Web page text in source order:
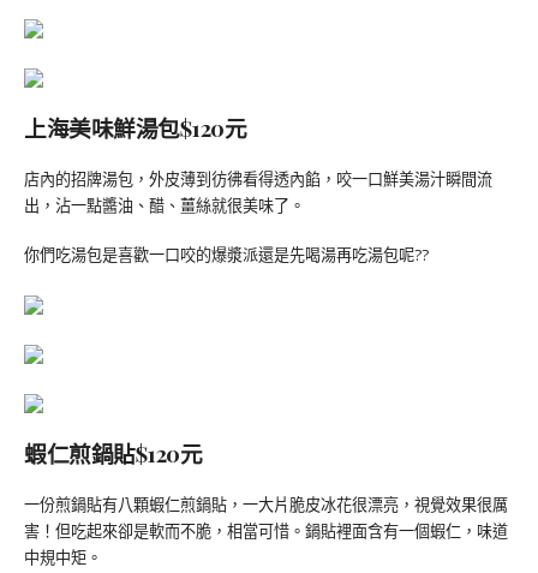
上海美味鮮湯包$120元
店內的招牌湯包，外皮薄到彷彿看得透內餡，咬一口鮮美湯汁瞬間流
出，沾一點醬油、醋、薑絲就很美味了。
你們吃湯包是喜歡一口咬的爆漿派還是先喝湯再吃湯包呢??
蝦仁煎鍋貼$120元
一份煎鍋貼有八顆蝦仁煎鍋貼，一大片脆皮冰花很漂亮，視覺效果很厲
害！但吃起來卻是軟而不脆，相當可惜。鍋貼裡面含有一個蝦仁，味道
中規中矩。